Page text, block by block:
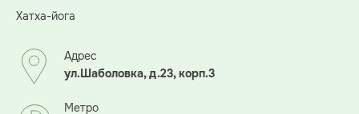
Хатха-йога
Адрес
ул.Шаболовка, д.23, корп.3
Метро